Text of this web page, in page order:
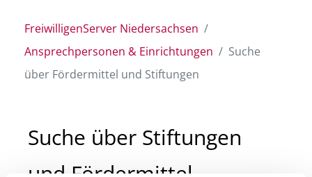
FreiwilligenServer Niedersachsen
Ansprechpersonen & Einrichtungen
Suche
über Fördermittel und Stiftungen
Suche über Stiftungen